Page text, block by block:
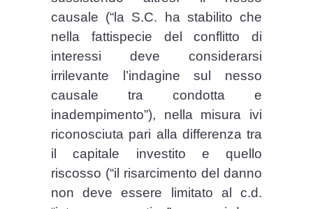
causale (“la S.C. ha stabilito che
nella fattispecie del conflitto di
interessi deve considerarsi
irrilevante l’indagine sul nesso
causale tra condotta e
inadempimento”), nella misura ivi
riconosciuta pari alla differenza tra
il capitale investito e quello
riscosso (“il risarcimento del danno
non deve essere limitato al c.d.